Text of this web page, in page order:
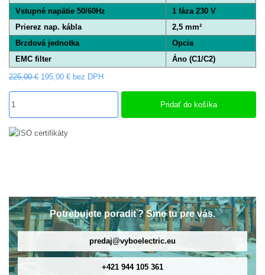
Vstupné napätie 50/60Hz
1 fáza 230 V
Prierez nap. kábla
2,5 mm²
Brzdová jednotka
Opcia
EMC filter
Áno (C1/C2)
225,00€ Pôvodná
cena
225,00 €.
195,00 €Aktuálna
cena
195,00 €.
bez DPH
Frekvenčný
na
Pridať do košíka
Potrebujete poradiť? Sme tu pre vás.
predaj@vyboelectric.eu
+421 944 105 361